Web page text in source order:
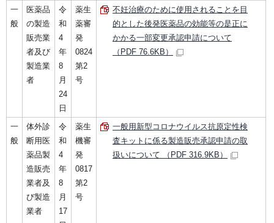
一
般
医薬品
の製造
販売業
者及び
製造業
者
令
和
4
年
8
月
24
日
薬生
薬審
発
0824
第2
号
不妊治療のために使用されることを目
的とした後発医薬品の効能等の是正に
かかる一部変更承認申請について
（PDF 76.6KB）
一
般
体外診
断用医
薬品製
造販売
業者及
び製造
業者
令
和
4
年
8
月
17
薬生
機審
発
0817
第2
号
一般用新型コロナウイルス抗原定性検
査キットに係る製造販売承認申請の取
扱いについて （PDF 316.9KB）